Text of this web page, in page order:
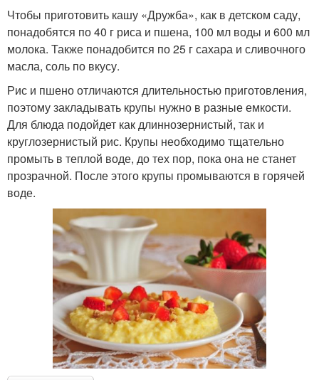
Чтобы приготовить кашу «Дружба», как в детском саду,
понадобятся по 40 г риса и пшена, 100 мл воды и 600 мл
молока. Также понадобится по 25 г сахара и сливочного
масла, соль по вкусу.
Рис и пшено отличаются длительностью приготовления,
поэтому закладывать крупы нужно в разные емкости.
Для блюда подойдет как длиннозернистый, так и
круглозернистый рис. Крупы необходимо тщательно
промыть в теплой воде, до тех пор, пока она не станет
прозрачной. После этого крупы промываются в горячей
воде.